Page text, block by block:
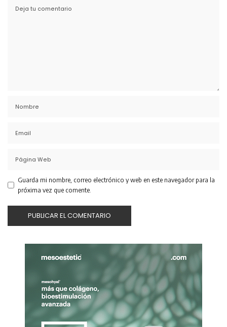
Guarda mi nombre, correo electrónico y web en este navegador para la
próxima vez que comente.